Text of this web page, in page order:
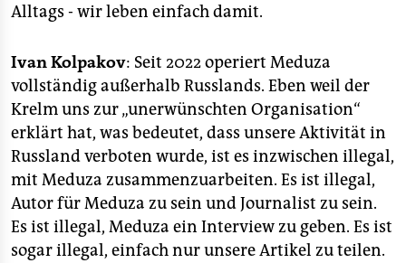
Alltags - wir leben einfach damit.
Ivan Kolpakov: Seit 2022 operiert Meduza
vollständig außerhalb Russlands. Eben weil der
Krelm uns zur „unerwünschten Organisation“
erklärt hat, was bedeutet, dass unsere Aktivität in
Russland verboten wurde, ist es inzwischen illegal,
mit Meduza zusammenzuarbeiten. Es ist illegal,
Autor für Meduza zu sein und Journalist zu sein.
Es ist illegal, Meduza ein Interview zu geben. Es ist
sogar illegal, einfach nur unsere Artikel zu teilen.